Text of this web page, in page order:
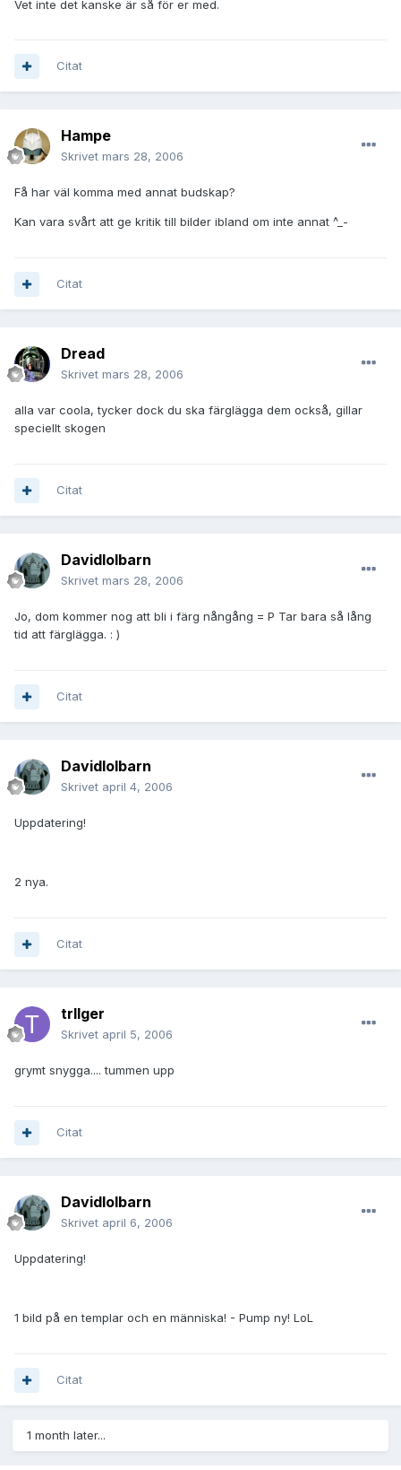
Vet inte det kanske är så för er med.
Citat
Hampe
Skrivet mars 28, 2006
Få har väl komma med annat budskap?
Kan vara svårt att ge kritik till bilder ibland om inte annat ^_-
Citat
Dread
Skrivet mars 28, 2006
alla var coola, tycker dock du ska färglägga dem också, gillar
speciellt skogen
Citat
Davidlolbarn
Skrivet mars 28, 2006
Jo, dom kommer nog att bli i färg nångång = P Tar bara så lång
tid att färglägga. : )
Citat
Davidlolbarn
Skrivet april 4, 2006
Uppdatering!
2 nya.
Citat
trIIger
Skrivet april 5, 2006
grymt snygga.... tummen upp
Citat
Davidlolbarn
Skrivet april 6, 2006
Uppdatering!
1 bild på en templar och en människa! - Pump ny! LoL
Citat
1 month later...